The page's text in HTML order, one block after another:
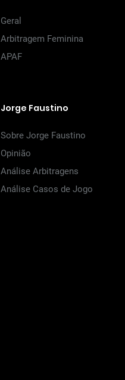
Geral
Arbitragem Feminina
APAF
Jorge Faustino
Sobre Jorge Faustino
Opinião
Análise Arbitragens
Análise Casos de Jogo